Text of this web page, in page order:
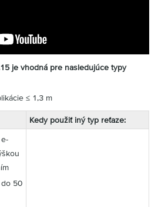
je vhodná pre nasledujúce typy
≤ 1,3 m
Kedy použiť iný typ reťaze:
50